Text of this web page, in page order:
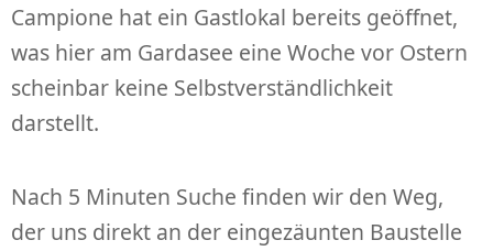
Campione hat ein Gastlokal bereits geöffnet,
was hier am Gardasee eine Woche vor Ostern
scheinbar keine Selbstverständlichkeit
darstellt.
Nach 5 Minuten Suche finden wir den Weg,
der uns direkt an der eingezäunten Baustelle